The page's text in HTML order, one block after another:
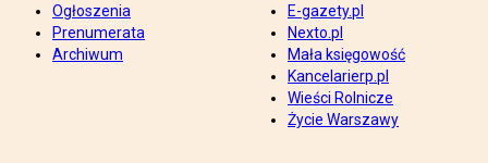
Ogłoszenia
Prenumerata
Archiwum
E-gazety.pl
Nexto.pl
Mała księgowość
Kancelarierp.pl
Wieści Rolnicze
Życie Warszawy